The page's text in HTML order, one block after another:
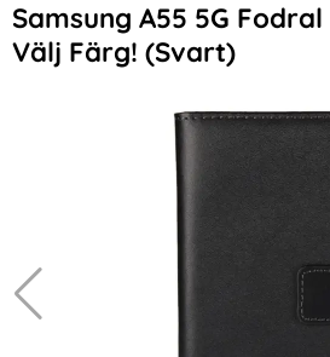
Samsung A55 5G
Välj Färg! (Svart)
Hoppa
över
Bilder